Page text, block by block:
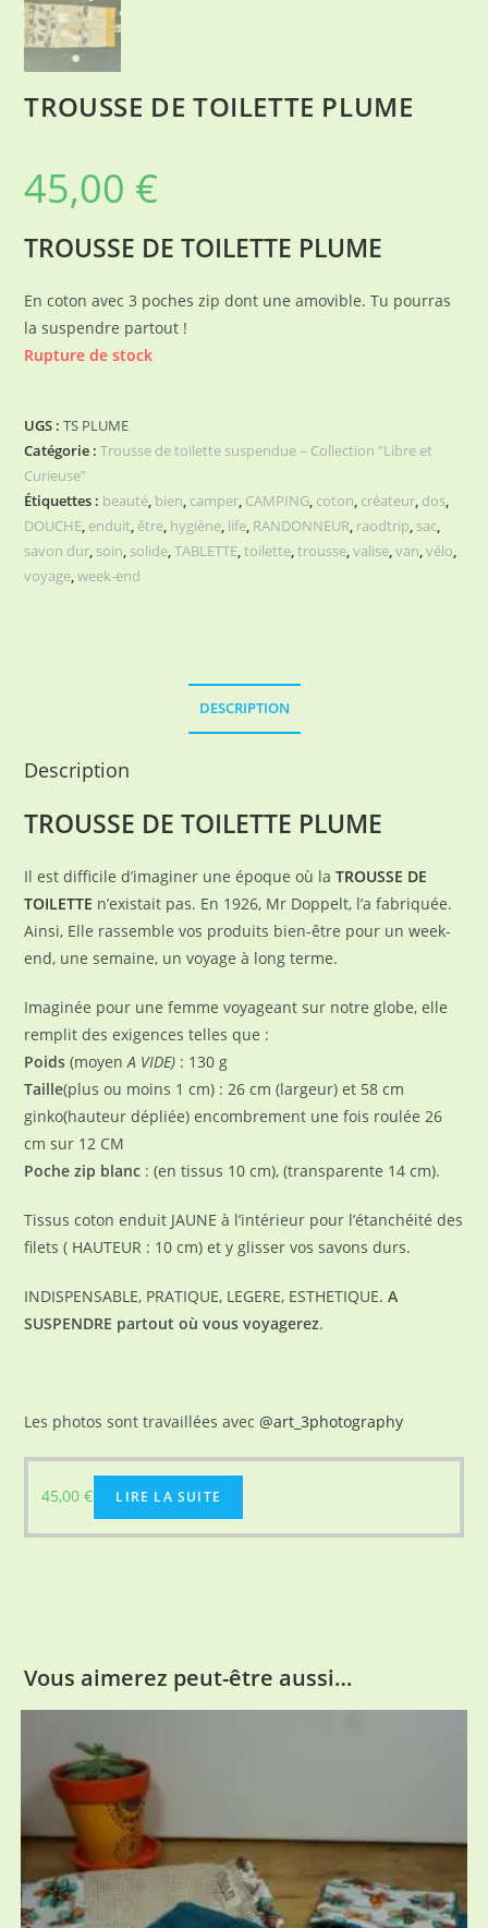
TROUSSE DE TOILETTE PLUME
45,00 €
TROUSSE DE TOILETTE PLUME
En coton avec 3 poches zip dont une amovible. Tu pourras
la suspendre partout !
Rupture de stock
UGS :TS PLUME
Catégorie :Trousse de toilette suspendue – Collection “Libre et
Curieuse”
Étiquettes : beauté, bien, camper, CAMPING, coton, créateur, dos,
DOUCHE, enduit, être, hygiène, life, RANDONNEUR, raodtrip, sac,
savon dur, soin, solide,TABLETTE,toilette,trousse,valise,van,vélo,
voyage,week-end
DESCRIPTION
Description
TROUSSE DE TOILETTE PLUME
Il est difficile d’imaginer une époque où la TROUSSE DE
TOILETTE n’existait pas. En 1926, Mr Doppelt, l’a fabriquée.
Ainsi, Elle rassemble vos produits bien-être pour un week-
end, une semaine, un voyage à long terme.
Imaginée pour une femme voyageant sur notre globe, elle
remplit des exigences telles que :
Poids (moyenA VIDE) : 130 g
Taille(plus ou moins 1 cm) : 26 cm (largeur) et 58 cm
ginko(hauteur dépliée) encombrement une fois roulée 26
cm sur 12 CM
Poche zip blanc : (en tissus 10 cm), (transparente 14 cm).
Tissus coton enduit JAUNE à l’intérieur pour l’étanchéité des
filets ( HAUTEUR : 10 cm) et y glisser vos savons durs.
INDISPENSABLE, PRATIQUE, LEGERE, ESTHETIQUE.A
SUSPENDRE partout où vous voyagerez.
Les photos sont travaillées avec@art_3photography
45,00€ LIRE LA SUITE
Vous aimerez peut-être aussi…